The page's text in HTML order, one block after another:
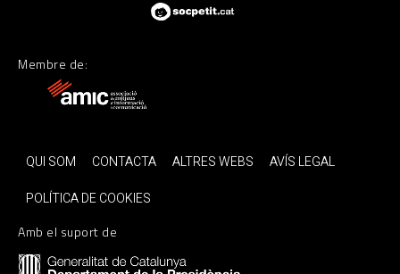
Membre de:
QUI SOM CONTACTA ALTRES WEBS
AVÍS LEGAL
POLÍTICA DE COOKIES
Amb el suport de